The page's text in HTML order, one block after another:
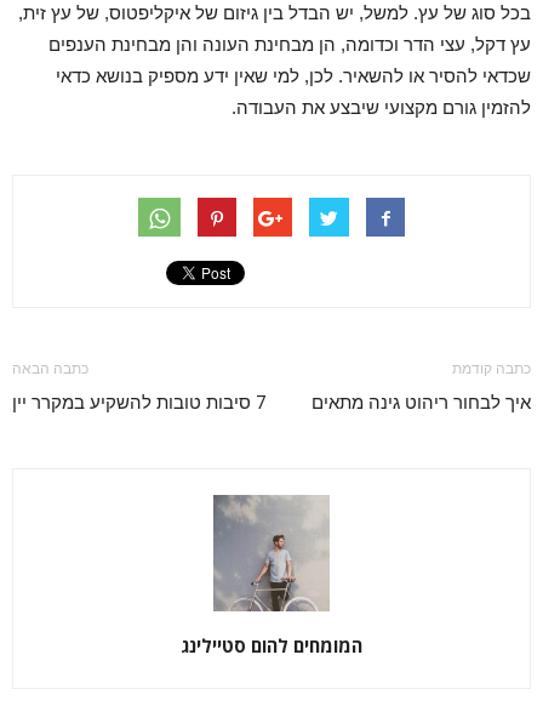
בכל סוג של עץ. למשל, יש הבדל בין גיזום של איקליפטוס, של עץ זית,
עץ דקל, עצי הדר וכדומה, הן מבחינת העונה והן מבחינת הענפים
שכדאי להסיר או להשאיר. לכן, למי שאין ידע מספיק בנושא כדאי
להזמין גורם מקצועי שיבצע את העבודה.
כתבה קודמת
איך לבחור ריהוט גינה מתאים
כתבה הבאה
7 סיבות טובות להשקיע במקרר יין
המומחים להום סטיילינג